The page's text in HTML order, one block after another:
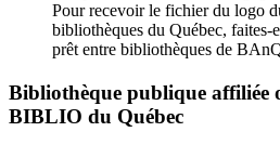
Pour recevoir le fichier du logo
bibliothèques du Québec, faites-
prêt entre bibliothèques de
Bibliothèque publique affiliée
BIBLIO du Québec